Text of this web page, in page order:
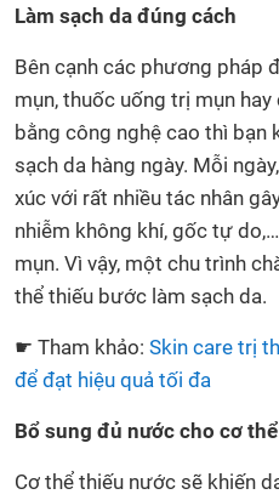
Làm sạch da đúng cách
Bên cạnh các phương pháp
mụn, thuốc uống trị mụn
bằng công nghệ cao thì bạn
sạch da hàng ngày. Mỗi
xúc với rất nhiều tác nhân
nhiễm không khí, gốc tự
mụn. Vì vậy, một chu trình
thể thiếu bước làm sạch da.
☛ Tham khảo: Skin care trị
để đạt hiệu quả tối đa
Bổ sung đủ nước cho cơ thể
Cơ thể thiếu nước sẽ khiến